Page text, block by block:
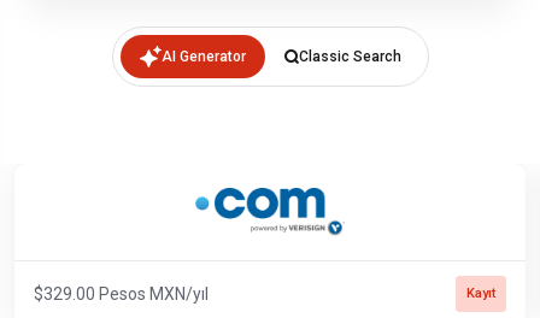
AI Generator Classic Search
$329.00 Pesos MXN/yıl Kayıt